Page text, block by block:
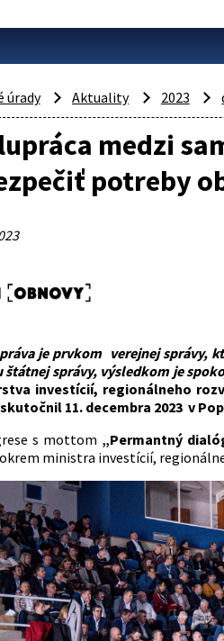
úrady Aktuality 2023
medzi
potreby
je prvkom verejnej správy,
štátnej správy, výsledkom je
investícií, regionálneho
11. decembra 2023 v
s mottom „Permantný
ministra investícií,